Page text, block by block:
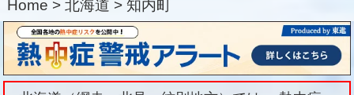
Home > 北海道 > 知内町